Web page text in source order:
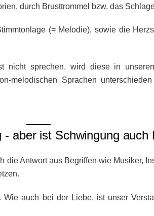
durch Brusttrommel bzw. das
(= Melodie), sowie die
nicht sprechen, wird diese in
melodischen Sprachen
- aber ist Schwingung auch
die Antwort aus Begriffen wie Musiker,
auch bei der Liebe, ist unser